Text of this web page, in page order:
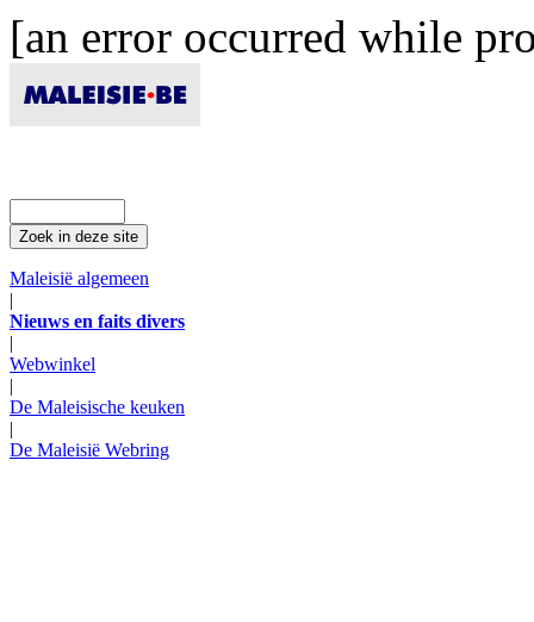
[an error occurred while
Maleisië algemeen
|
Nieuws en faits divers
|
Webwinkel
|
De Maleisische keuken
|
De Maleisië Webring